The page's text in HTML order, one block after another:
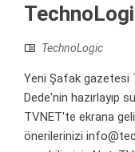
TechnoLogic
Yeni Şafak gazetesi
Dede'nin hazırlayıp
TVNET'te ekrana
önerilerinizi